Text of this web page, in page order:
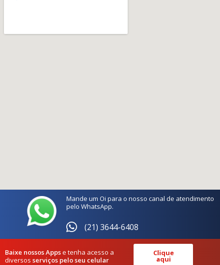
Mande um Oi para o nosso canal de atendimento
pelo WhatsApp.
(21) 3644-6408
Baixe nossos Appse tenha acesso a
diversos serviços pelo seu celular
Clique
aqui